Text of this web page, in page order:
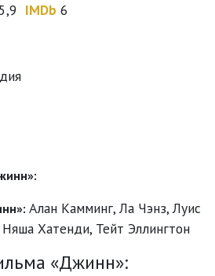
5,9 IMDb 6
Алан Камминг, Ла Чэнз, Луис
Няша Хатенди, Тейт Эллингтон
«Джинн»: